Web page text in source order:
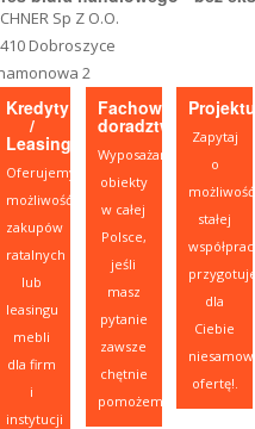
Sp Z O.O.
Dobroszyce
2
Kredyty
/
Leasing
Oferujemy
możliwość
zakupów
ratalnych
lub
leasingu
mebli
dla firm
i
instytucji
Fachowe
doradztwo
Wyposażamy
obiekty
w całej
Polsce,
jeśli
masz
pytanie
zawsze
chętnie
pomożemy.
Zapytaj
o
możliwość
stałej
współpracy,
dla
Ciebie
ofertę!.